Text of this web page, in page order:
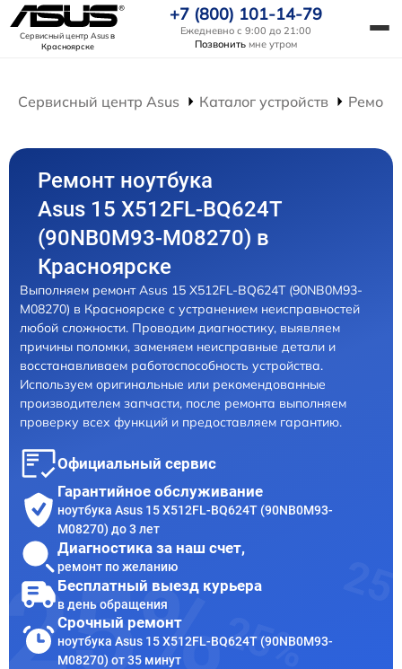
Сервисный центр Asusв
Красноярске
+7 (800) 101-14-79
Ежедневно с 9:00 до 21:00
Позвонить мне утром
Сервисный центр Asus Каталог устройств
Ремонт ноутбука
Asus 15 X512FL-BQ624T
(90NB0M93-M08270) в
Красноярске
Выполняем ремонт Asus 15 X512FL-BQ624T (90NB0M93-
M08270) в Красноярске с устранением неисправностей
любой сложности. Проводим диагностику, выявляем
причины поломки, заменяем неисправные детали и
восстанавливаем работоспособность устройства.
Используем оригинальные или рекомендованные
производителем запчасти, после ремонта выполняем
проверку всех функций и предоставляем гарантию.
Официальный сервис
Гарантийное обслуживание
ноутбука Asus 15 X512FL-BQ624T (90NB0M93-
M08270) до 3 лет
Диагностика за наш счет,
ремонт по желанию
Бесплатный выезд курьера
в день обращения
Срочный ремонт
ноутбука Asus 15 X512FL-BQ624T (90NB0M93-
M08270) от 35 минут